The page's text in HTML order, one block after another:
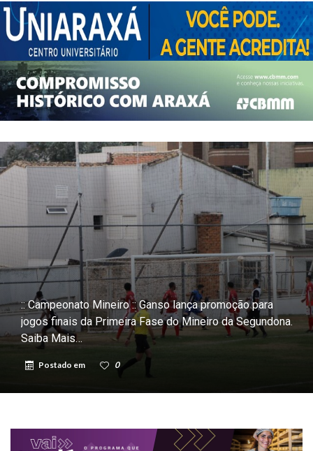
:: Campeonato Mineiro :: Ganso lança promoção para
jogos finais da Primeira Fase do Mineiro da Segundona.
Saiba Mais…
Postado em 0